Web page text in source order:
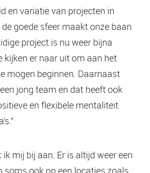
en variatie van projecten in
goede sfeer maakt onze baan
project is nu weer bijna
kijken er naar uit om aan het
mogen beginnen. Daarnaast
jong team en dat heeft ook
en flexibele mentaliteit
ik mij bij aan. Er is altijd weer een